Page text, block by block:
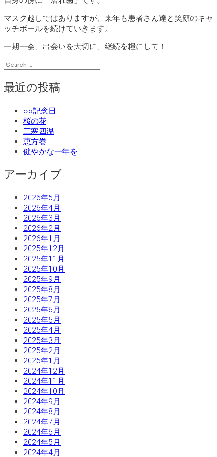
マスク越しではありますが、来年も患者さん達と笑顔のキャ
ッチボールを続けていきます。
一期一会、出会いを大切に、継続を糧にして！
最近の投稿
○○記念日
桜の花
三寒四温
恵方巻
健やかな一年を
アーカイブ
2026年5月
2026年4月
2026年3月
2026年2月
2026年1月
2025年12月
2025年11月
2025年10月
2025年9月
2025年8月
2025年7月
2025年6月
2025年5月
2025年4月
2025年3月
2025年2月
2025年1月
2024年12月
2024年11月
2024年10月
2024年9月
2024年8月
2024年7月
2024年6月
2024年5月
2024年4月